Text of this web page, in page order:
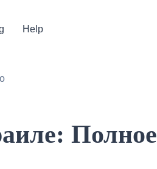
Help
Полное